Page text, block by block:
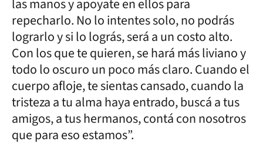
las manos y apoyate en ellos para
repecharlo. No lo intentes solo, no podrás
lograrlo y si lo lográs, será a un costo alto.
Con los que te quieren, se hará más liviano y
todo lo oscuro un poco más claro. Cuando el
cuerpo afloje, te sientas cansado, cuando la
tristeza a tu alma haya entrado, buscá a tus
amigos, a tus hermanos, contá con nosotros
que para eso estamos”.